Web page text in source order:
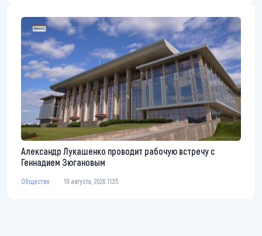
Александр Лукашенко проводит рабочую встречу с
Геннадием Зюгановым
Общество 10 августа, 2026 11:35